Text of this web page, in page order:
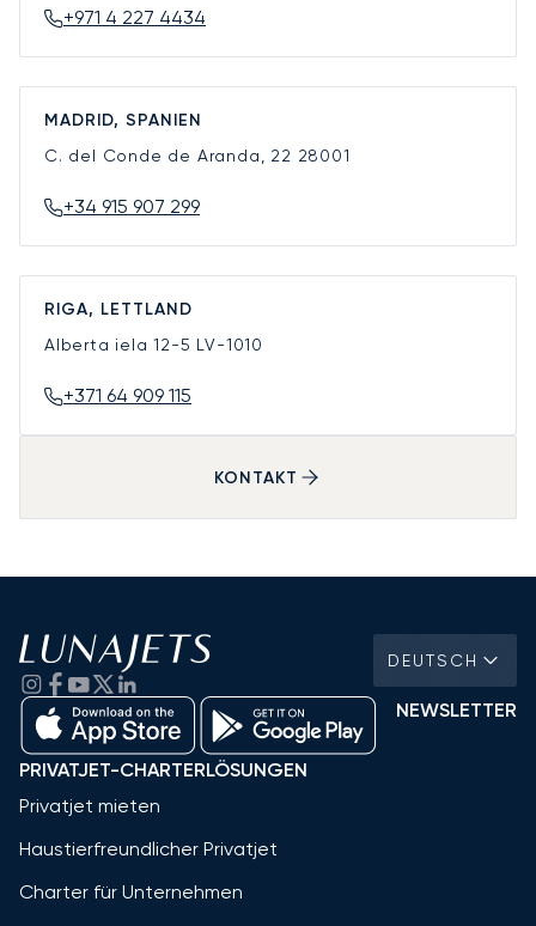
+971 4 227 4434
MADRID, SPANIEN
C. del Conde de Aranda, 22 28001
+34 915 907 299
RIGA, LETTLAND
Alberta iela 12-5 LV-1010
+371 64 909 115
KONTAKT
DEUTSCH
NEWSLETTER
PRIVATJET-CHARTERLÖSUNGEN
Privatjet mieten
Haustierfreundlicher Privatjet
Charter für Unternehmen